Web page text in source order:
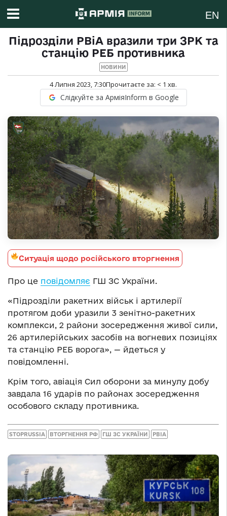
EN
Підрозділи РВіА вразили три ЗРК та
станцію РЕБ противника
НОВИНИ
4 Липня 2023, 7:30Прочитаєте за: < 1 хв.
Слідкуйте за АрміяInform в Google
Ситуація щодо російського вторгнення
Про це повідомляє ГШ ЗС України.
«Підрозділи ракетних військ і артилерії
протягом доби уразили 3 зенітно-ракетних
комплекси, 2 райони зосередження живої сили,
26 артилерійських засобів на вогневих позиціях
та станцію РЕБ ворога», — йдеться у
повідомленні.
Крім того, авіація Сил оборони за минулу добу
завдала 16 ударів по районах зосередження
особового складу противника.
STOPRUSSIA ВТОРГНЕННЯ РФ ГШ ЗС УКРАЇНИ РВІА